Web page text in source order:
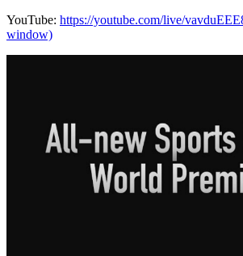
YouTube: https://youtube.com/live/
window)